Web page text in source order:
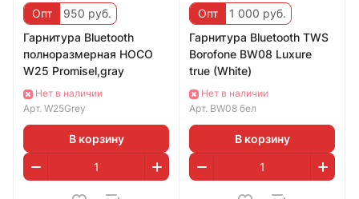
Опт
950 руб.
Гарнитура Bluetooth
полноразмерная HOCO
W25 Promisel,gray
Нет в наличии
Арт. W25Grey
В корзину
Опт
1 000 руб.
Гарнитура Bluetooth TWS
Borofone BW08 Luxure
true (White)
Нет в наличии
Арт. BW08 бел
В корзину